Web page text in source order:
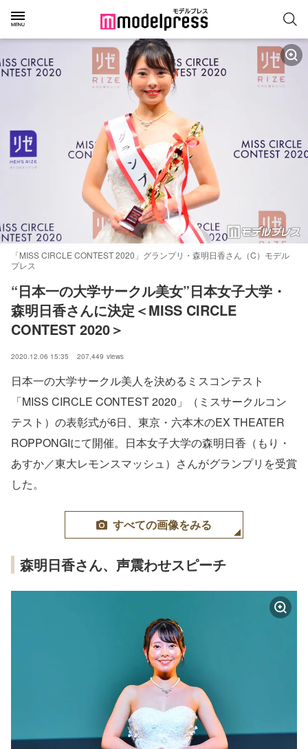
「MISS CIRCLE CONTEST 2020」グランプリ・森明日香さん（C）モデル
プレス
“日本一の大学サークル美女”日本女子大学・
森明日香さんに決定＜MISS CIRCLE
CONTEST 2020＞
2020.12.06 15:35 207,449 views
日本一の大学サークル美人を決めるミスコンテスト
「MISS CIRCLE CONTEST 2020」（ミスサークルコン
テスト）の表彰式が6日、東京・六本木のEX THEATER
ROPPONGIにて開催。日本女子大学の森明日香（もり・
あすか／東大レモンスマッシュ）さんがグランプリを受賞
した。
すべての画像をみる
森明日香さん、声震わせスピーチ